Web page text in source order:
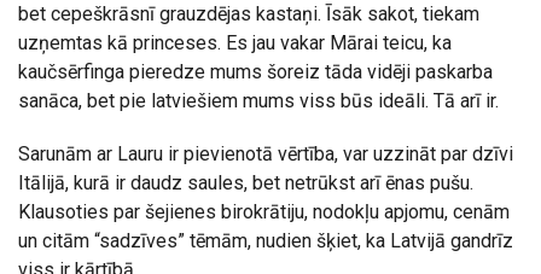
bet cepeškrāsnī grauzdējas kastaņi. Īsāk sakot, tiekam
uzņemtas kā princeses. Es jau vakar Mārai teicu, ka
kaučsērfinga pieredze mums šoreiz tāda vidēji paskarba
sanāca, bet pie latviešiem mums viss būs ideāli. Tā arī ir.
Sarunām ar Lauru ir pievienotā vērtība, var uzzināt par dzīvi
Itālijā, kurā ir daudz saules, bet netrūkst arī ēnas pušu.
Klausoties par šejienes birokrātiju, nodokļu apjomu, cenām
un citām “sadzīves” tēmām, nudien šķiet, ka Latvijā gandrīz
viss ir kārtībā.